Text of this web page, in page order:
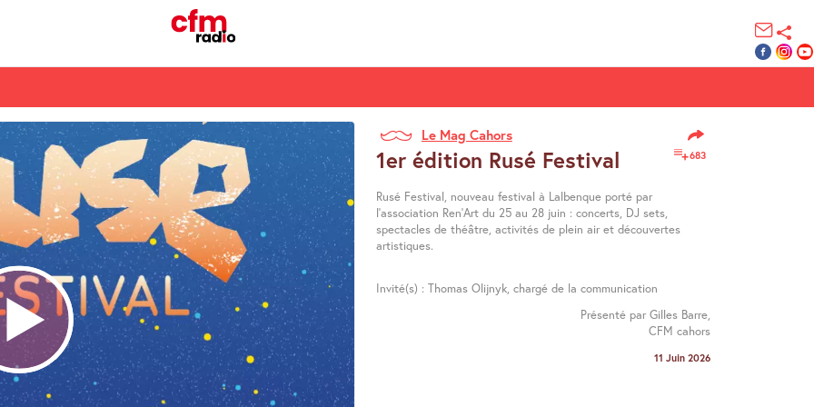
Le Mag Cahors
683
1er édition Rusé Festival
Rusé Festival, nouveau festival à Lalbenque porté par
l’association Ren’Art du 25 au 28 juin : concerts, DJ sets,
spectacles de théâtre, activités de plein air et découvertes
artistiques.
Invité(s) : Thomas Olijnyk, chargé de la communication
Présenté par Gilles Barre,
CFM cahors
11 Juin 2026